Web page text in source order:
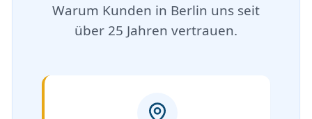
Warum Kunden in Berlin uns seit
über 25 Jahren vertrauen.